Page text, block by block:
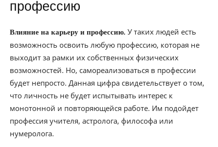
профессию
Влияние на карьеру и профессию. У таких людей есть
возможность освоить любую профессию, которая не
выходит за рамки их собственных физических
возможностей. Но, самореализоваться в профессии
будет непросто. Данная цифра свидетельствует о том,
что личность не будет испытывать интерес к
монотонной и повторяющейся работе. Им подойдет
профессия учителя, астролога, философа или
нумеролога.